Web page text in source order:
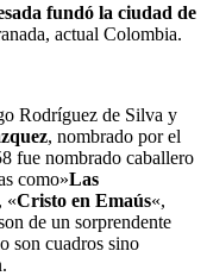
fundó la ciudad de
actual Colombia.
Rodríguez de Silva y
, nombrado por el
fue nombrado caballero
como»Las
«Cristo en Emaús«,
de un sorprendente
son cuadros sino